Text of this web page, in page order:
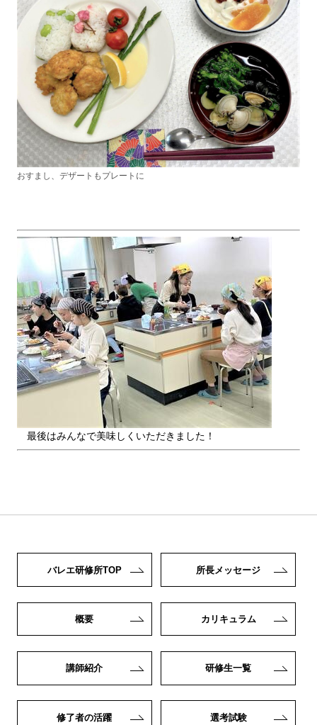
おすまし、デザートもプレートに
最後はみんなで美味しくいただきました！
バレエ研修所TOP 所長メッセージ
概要 カリキュラム
講師紹介 研修生一覧
修了者の活躍 選考試験